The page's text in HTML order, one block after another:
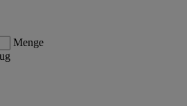
Menge